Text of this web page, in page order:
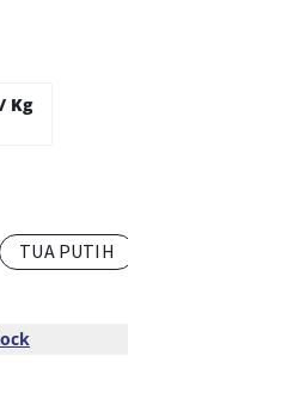
Kg
TUA PUTIH